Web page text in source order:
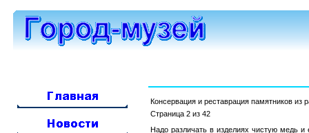
Консервация и реставрация памятников
Страница 2 из 42
Надо различать в изделиях чистую медь